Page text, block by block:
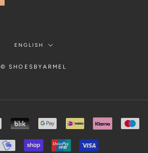
Language
ENGLISH
© SHOESBYARMEL